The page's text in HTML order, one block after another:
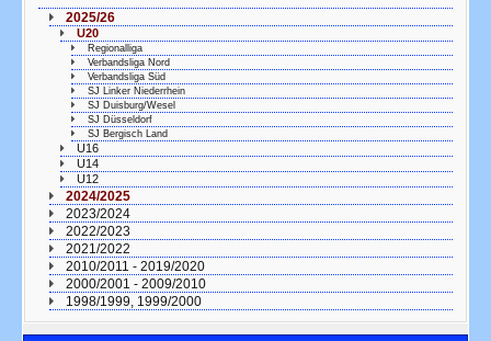
2025/26
U20
Regionalliga
Verbandsliga Nord
Verbandsliga Süd
SJ Linker Niederrhein
SJ Duisburg/Wesel
SJ Düsseldorf
SJ Bergisch Land
U16
U14
U12
2024/2025
2023/2024
2022/2023
2021/2022
2010/2011 - 2019/2020
2000/2001 - 2009/2010
1998/1999, 1999/2000